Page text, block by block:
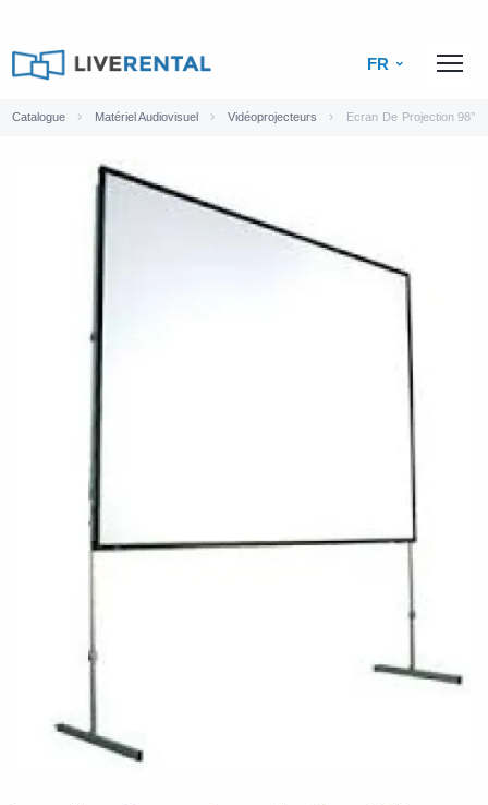
FR
Catalogue Matériel Audiovisuel Vidéoprojecteurs Ecran De Projection 98’’